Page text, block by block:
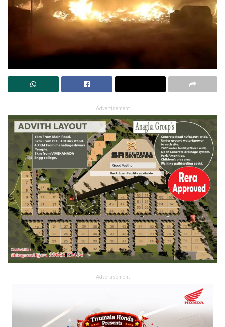
Advertisement
Advertisement